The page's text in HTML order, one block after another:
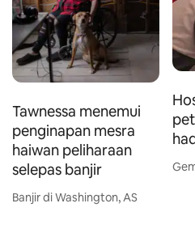
Tawnessa menemui
penginapan mesra
haiwan peliharaan
selepas banjir
Banjir di Washington, AS